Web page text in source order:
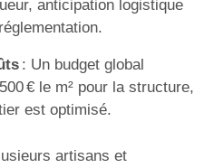
anticipation logistique
: Un budget global
€ le m² pour la structure,
est optimisé.
artisans et